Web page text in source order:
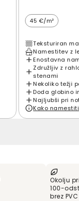
45 €/m²
Teksturiran
Namestitev z
Enostavna
Združljiv z
stenami
Nekoliko težji
Doda globino
Najljubši pri
Kako namestiti
Okolju
100-
brez PVC